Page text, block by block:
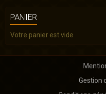
PANIER
Votre panier est vide
Gestion